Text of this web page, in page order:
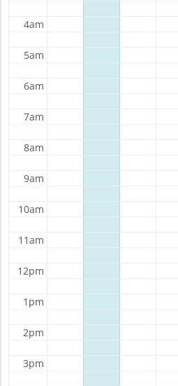
4am
5am
6am
7am
8am
9am
10am
11am
12pm
1pm
2pm
3pm